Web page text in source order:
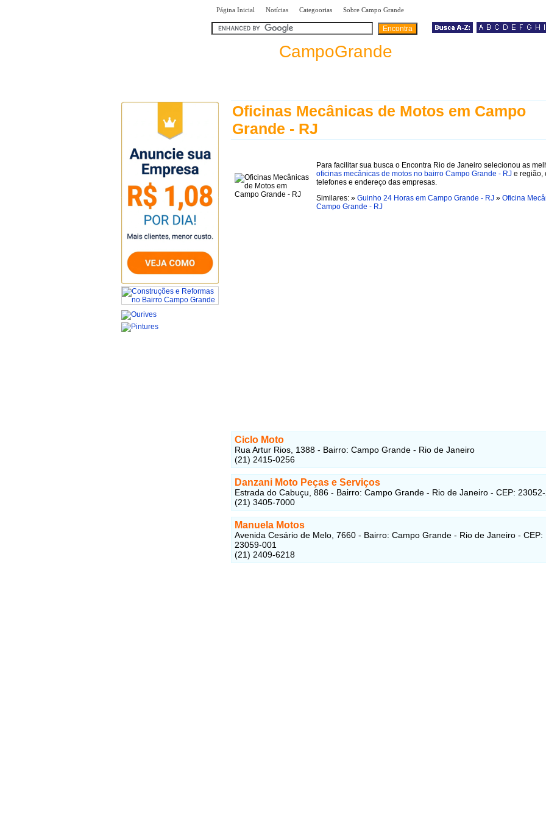
Página Inicial Notícias Categoorias Sobre Campo Grande
CampoGrande
Oficinas Mecânicas de Motos em Campo
Grande - RJ
Para facilitar sua busca o Encontra Rio de Janeiro selecionou as
oficinas mecânicas de motos no bairro Campo Grande - RJ e região,
telefones e endereço das empresas.
Similares: » Guinho 24 Horas em Campo Grande - RJ » Oficina
Campo Grande - RJ
Ciclo Moto
Rua Artur Rios, 1388 - Bairro: Campo Grande - Rio de Janeiro
(21) 2415-0256
Danzani Moto Peças e Serviços
Estrada do Cabuçu, 886 - Bairro: Campo Grande - Rio de Janeiro - CEP:
(21) 3405-7000
Manuela Motos
Avenida Cesário de Melo, 7660 - Bairro: Campo Grande - Rio de Janeiro - CEP:
23059-001
(21) 2409-6218